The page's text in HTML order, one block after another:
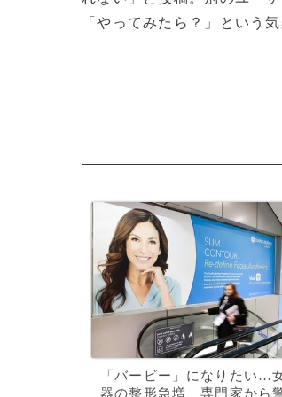
「やってみたら？」という
「バービー」になりたい…
器の整形急増、専門家から